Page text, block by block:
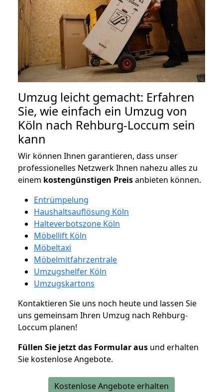
Umzug leicht gemacht: Erfahren
Sie, wie einfach ein Umzug von
Köln nach Rehburg-Loccum sein
kann
Wir können Ihnen garantieren, dass unser
professionelles Netzwerk Ihnen nahezu alles zu
einem kostengünstigen Preisanbieten können.
Entrümpelung
Haushaltsauflösung Köln
Halteverbotszone Köln
Möbellift Köln
Möbeltaxi
Möbelmitfahrzentrale
Umzugshelfer Köln
Umzugskartons
Kontaktieren Sie uns noch heute und lassen Sie
uns gemeinsam Ihren Umzug nach Rehburg-
Loccum planen!
Füllen Sie jetzt das Formular aus und erhalten
Sie kostenlose Angebote.
Kostenlose Angebote erhalten